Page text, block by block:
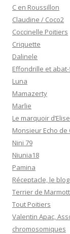
C en Roussillon
Claudine / Coco2
Coccinelle Poitiers
Criquette
Dalinele
Effondrille et
Luna
Mamazerty
Marlie
Le marquoir
Monsieur Echo
Nini 79
Niunia18
Pamina
Réceptacle, le
Terrier de
Tout Poitiers
Valentin Apac,
chromosomiques